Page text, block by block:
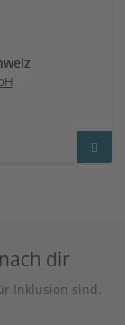
dir
Inklusion sind.